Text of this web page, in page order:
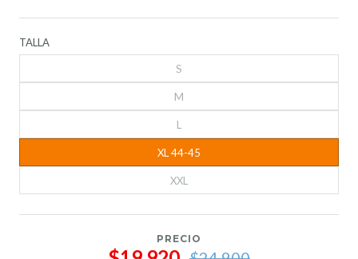
TALLA
S
M
L
XL 44-45
XXL
PRECIO